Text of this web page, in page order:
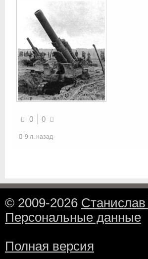
0 0
9 л. назад
© 2009-2026
Персональные данные
Полная версия